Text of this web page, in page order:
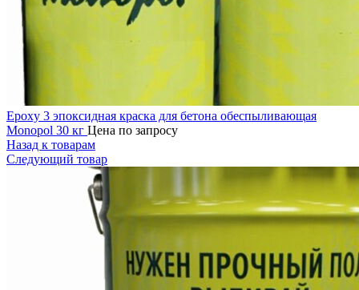
Epoxy 3 эпоксидная краска для бетона обеспыливающая
Monopol 30 кг Цена по запросу
Назад к товарам
Следующий товар